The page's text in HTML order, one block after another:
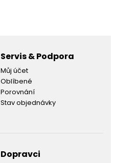
Servis & Podpora
Můj účet
Oblíbené
Porovnání
Stav objednávky
Dopravci